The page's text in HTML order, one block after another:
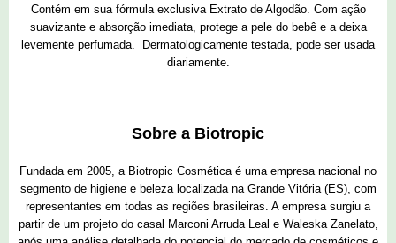
Contém em sua fórmula exclusiva Extrato de Algodão. Com ação
suavizante e absorção imediata, protege a pele do bebê e a deixa
levemente perfumada. Dermatologicamente testada, pode ser usada
diariamente.
Sobre a Biotropic
Fundada em 2005, a Biotropic Cosmética é uma empresa nacional no
segmento de higiene e beleza localizada na Grande Vitória (ES), com
representantes em todas as regiões brasileiras. A empresa surgiu a
partir de um projeto do casal Marconi Arruda Leal e Waleska Zanelato,